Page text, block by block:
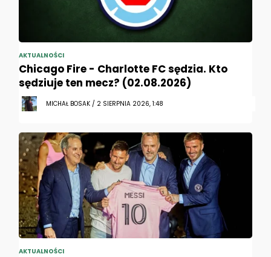
AKTUALNOŚCI
Chicago Fire - Charlotte FC sędzia. Kto
sędziuje ten mecz? (02.08.2026)
MICHAŁ BOSAK / 2 SIERPNIA 2026, 1:48
AKTUALNOŚCI